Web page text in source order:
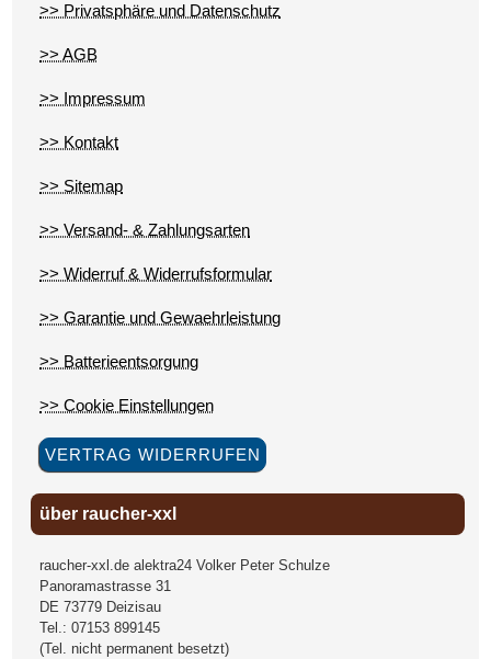
>> Privatsphäre und Datenschutz
>> AGB
>> Impressum
>> Kontakt
>> Sitemap
>> Versand- & Zahlungsarten
>> Widerruf & Widerrufsformular
>> Garantie und Gewaehrleistung
>> Batterieentsorgung
>> Cookie Einstellungen
VERTRAG WIDERRUFEN
über raucher-xxl
raucher-xxl.de alektra24 Volker Peter Schulze
Panoramastrasse 31
DE 73779 Deizisau
Tel.:07153 899145
(Tel. nicht permanent besetzt)